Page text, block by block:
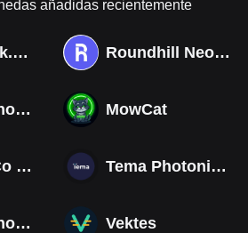
añadidas recientemente
Wojak (wojak.art) Roundhill Neocloud ETF (Derivatives)
Roundhill Photonics & Optics ETF (Derivatives) MowCat
Coca-Cola Co (Derivatives) Tema Photonics & Optical ETF
Roundhill Photonics & Optics ETF Vektes